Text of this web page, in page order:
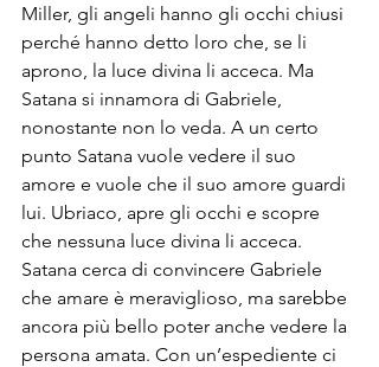
Miller, gli angeli hanno gli occhi chiusi
perché hanno detto loro che, se li
aprono, la luce divina li acceca. Ma
Satana si innamora di Gabriele,
nonostante non lo veda. A un certo
punto Satana vuole vedere il suo
amore e vuole che il suo amore guardi
lui. Ubriaco, apre gli occhi e scopre
che nessuna luce divina li acceca.
Satana cerca di convincere Gabriele
che amare è meraviglioso, ma sarebbe
ancora più bello poter anche vedere la
persona amata. Con un’espediente ci